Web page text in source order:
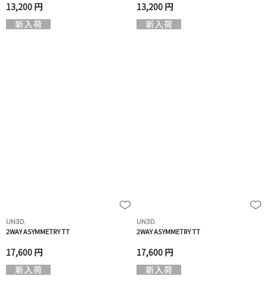
13,200 円 13,200 円
UN3D.
2WAY ASYMMETRY TT
17,600 円
UN3D.
2WAY ASYMMETRY TT
17,600 円